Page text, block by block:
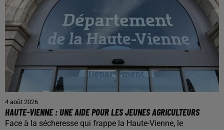
4 août 2026
HAUTE-VIENNE : UNE AIDE POUR LES JEUNES AGRICULTEURS
Face à la sécheresse qui frappe la Haute-Vienne, le